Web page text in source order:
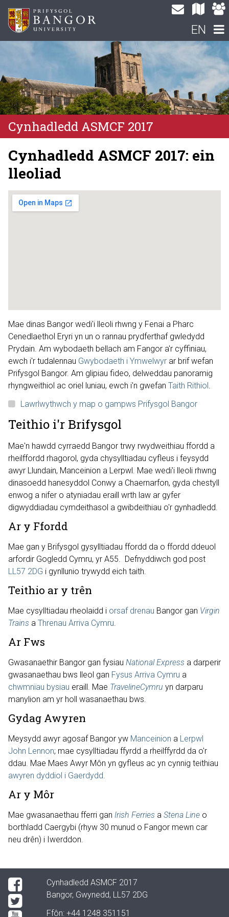
EN
Cynhadledd ASMCF 2017
Cynhadledd ASMCF 2017: ein
lleoliad
Mae dinas Bangor wedi'i lleoli rhwng y Fenai a Pharc
Cenedlaethol Eryri yn un o rannau prydferthaf gwledydd
Prydain. Am wybodaeth bellach am Fangor a'r cyffiniau,
ewch i'r tudalennau Gwybodaeth i Ymwelwyr ar brif wefan
Prifysgol Bangor. Am glipiau fideo, delweddau panoramig
rhyngweithiol ac oriel luniau, ewch i'n gwefan Taith Rithiol .
Lawrlwythwch y map o gampws Prifysgol Bangor
Teithio i'r Brifysgol
Mae'n hawdd cyrraedd Bangor trwy rwydweithiau ffordd a
rheilffordd rhagorol, gyda chysylltiadau cyfleus i feysydd
awyr Llundain, Manceinion a Lerpwl. Mae wedi'i lleoli rhwng
dinasoedd hanesyddol Conwy a Chaernarfon, gyda chestyll
enwog a nifer o atyniadau eraill wrth law ar gyfer
digwyddiadau cymdeithasol a gwibdeithiau o'r gynhadledd.
Ar y Ffordd
Mae gan y Brifysgol gysylltiadau ffordd da o ffordd ddeuol
arfordir Gogledd Cymru, yr A55. Defnyddiwch god post
LL57 2DG i gynllunio trywydd eich taith.
Teithio ar y trên
Mae cysylltiadau rheolaidd i orsaf drenau Bangor gan Virgin
Trains a Threnau Arriva Cymru.
Ar Fws
Gwasanaethir Bangor gan fysiau National Express a darperir
gwasanaethau bws lleol gan Fysus Arriva Cymru a
chwmnïau bysiau eraill. Mae TravelineCymru yn darparu
manylion am yr holl wasanaethau bws.
Gydag Awyren
Meysydd awyr agosaf Bangor yw Manceinion a Lerpwl
John Lennon; mae cysylltiadau ffyrdd a rheilffyrdd da o'r
ddau. Mae Maes Awyr Môn yn gyfleus ac yn cynnig teithiau
awyren dyddiol i Gaerdydd.
Ar y Môr
Mae gwasanaethau fferri gan Irish Ferries a Stena Line o
borthladd Caergybi (rhyw 30 munud o Fangor mewn car
neu drên) i Iwerddon.
Cynhadledd ASMCF 2017
Bangor, Gwynedd, LL57 2DG
Ffôn: +44 1248 351151